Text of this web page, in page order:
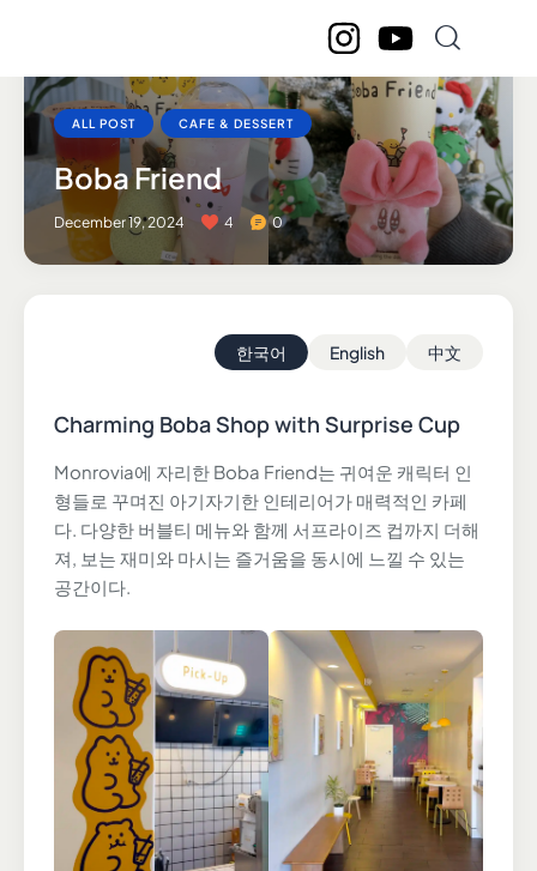
ALL POST CAFE & DESSERT
Boba Friend
December 19, 2024 4 0
한국어 English 中文
Charming Boba Shop with Surprise Cup
Monrovia에 자리한 Boba Friend는 귀여운 캐릭터 인
형들로 꾸며진 아기자기한 인테리어가 매력적인 카페
다. 다양한 버블티 메뉴와 함께 서프라이즈 컵까지 더해
져, 보는 재미와 마시는 즐거움을 동시에 느낄 수 있는
공간이다.